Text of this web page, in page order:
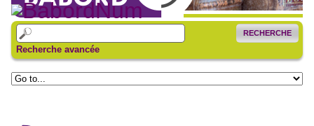
RECHERCHE
Recherche avancée